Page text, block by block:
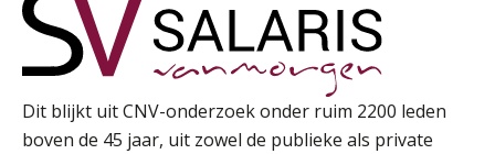
Dit blijkt uit CNV-onderzoek onder ruim 2200 leden
boven de 45 jaar, uit zowel de publieke als private
25
AUG
MOCuitgevers
26
AUG
Opfriscursus PDL (NIRPA PE)
Markus Verbeek Praehep